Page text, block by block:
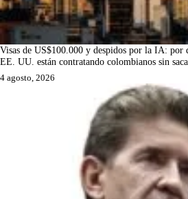
Visas de US$100.000 y despidos por la IA: por
EE. UU. están contratando colombianos sin
4 agosto, 2026